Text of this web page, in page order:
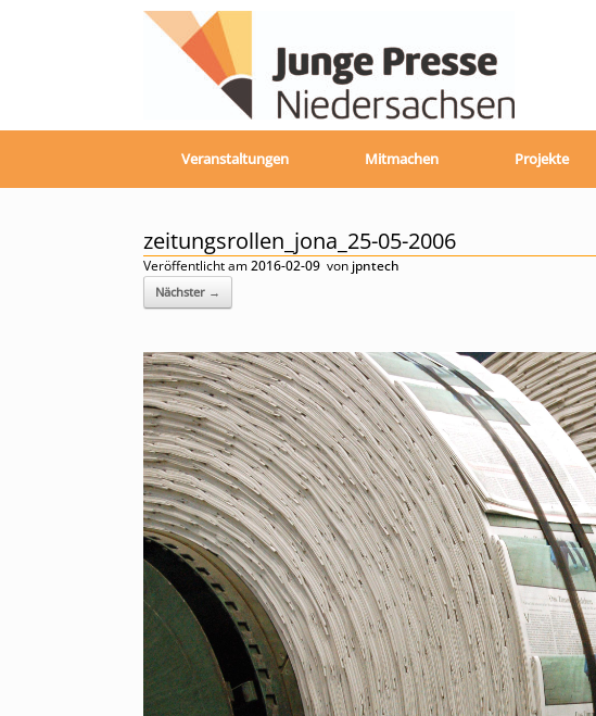
Veranstaltungen Mitmachen Projekte
zeitungsrollen_jona_25-05-2006
Veröffentlicht am2016-02-09 von jpntech
Nächster →